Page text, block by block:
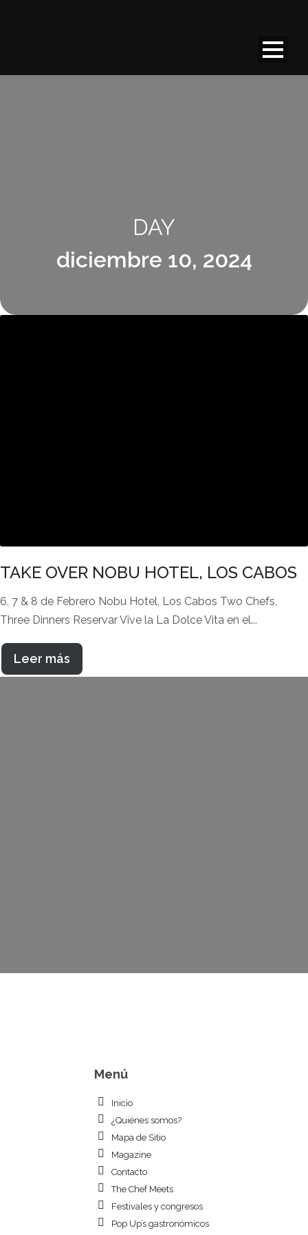
DAY
diciembre 10, 2024
TAKE OVER NOBU HOTEL, LOS CABOS
6, 7 & 8 de Febrero Nobu Hotel, Los Cabos Two Chefs,
Three Dinners Reservar Vive la La Dolce Vita en el...
Leer más
Menú
Inicio
¿Quiénes somos?
Mapa de Sitio
Magazine
Contacto
The Chef Meets
Festivales y congresos
Pop Up’s gastronómicos